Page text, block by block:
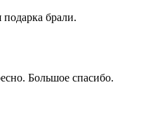
брали.
Большое спасибо.